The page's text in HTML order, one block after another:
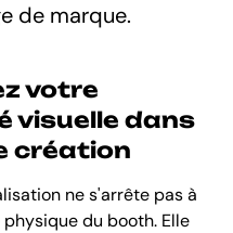
de marque.
votre
visuelle dans
création
ne s'arrête pas à
du booth. Elle